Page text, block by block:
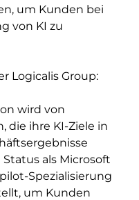
um Kunden bei
von KI zu
Logicalis Group:
wird von
die ihre KI-Ziele in
als Microsoft
Spezialisierung
um Kunden